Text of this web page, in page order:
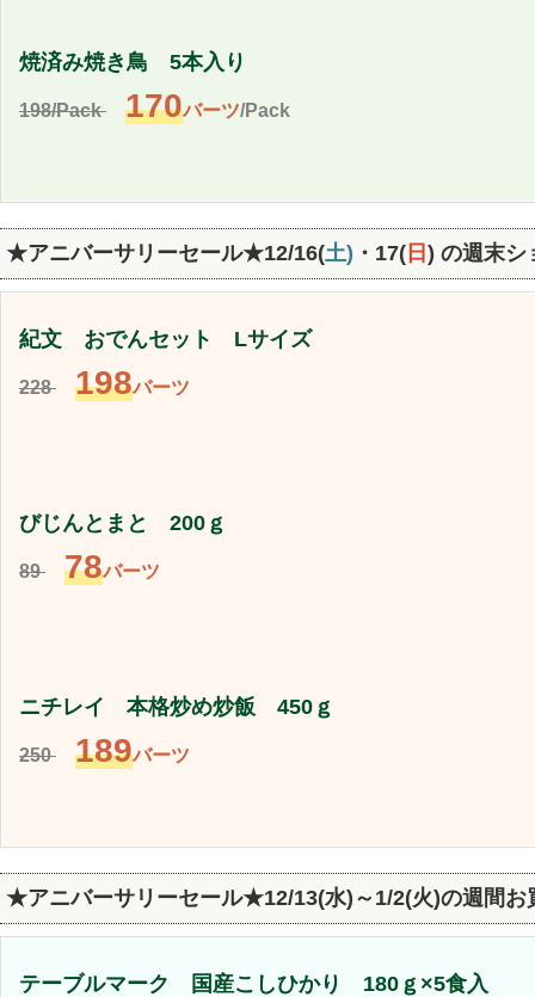
焼済み焼き鳥 5本入り
198/Pack 170バーツ/Pack
★アニバーサリーセール★12/16(土) ・17( 日 ) の週末
紀文 おでんセット Lサイズ
228 198バーツ
びじんとまと 200ｇ
89 78バーツ
ニチレイ 本格炒め炒飯 450ｇ
250 189バーツ
★アニバーサリーセール★12/13(水)～1/2(火)の週間
テーブルマーク 国産こしひかり 180ｇ×5食入